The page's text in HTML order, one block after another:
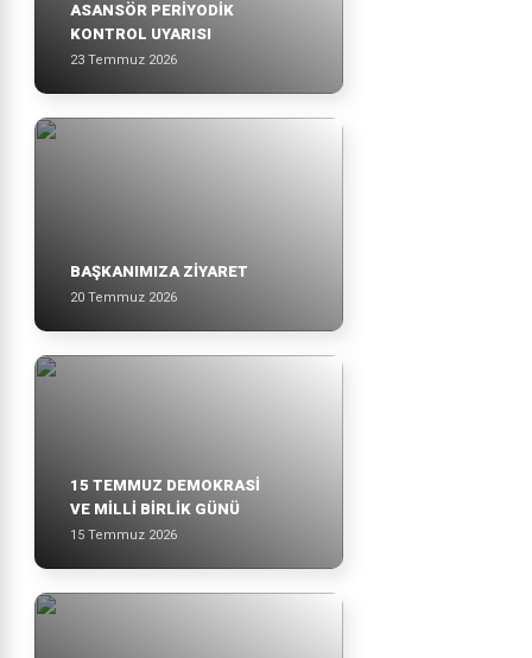
ASANSÖR PERİYODİK
KONTROL UYARISI
23 Temmuz 2026
BAŞKANIMIZA ZİYARET
20 Temmuz 2026
15 TEMMUZ DEMOKRASİ
VE MİLLİ BİRLİK GÜNÜ
15 Temmuz 2026